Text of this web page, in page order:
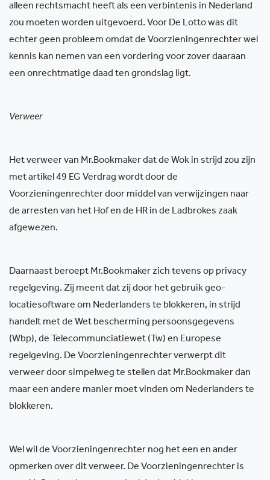
alleen rechtsmacht heeft als een verbintenis in Nederland
zou moeten worden uitgevoerd. Voor De Lotto was dit
echter geen probleem omdat de Voorzieningenrechter wel
kennis kan nemen van een vordering voor zover daaraan
een onrechtmatige daad ten grondslag ligt.
Verweer
Het verweer van Mr.Bookmaker dat de Wok in strijd zou zijn
met artikel 49 EG Verdrag wordt door de
Voorzieningenrechter door middel van verwijzingen naar
de arresten van het Hof en de HR in de Ladbrokes zaak
afgewezen.
Daarnaast beroept Mr.Bookmaker zich tevens op privacy
regelgeving. Zij meent dat zij door het gebruik geo-
locatiesoftware om Nederlanders te blokkeren, in strijd
handelt met de Wet bescherming persoonsgegevens
(Wbp), de Telecommunciatiewet (Tw) en Europese
regelgeving. De Voorzieningenrechter verwerpt dit
verweer door simpelweg te stellen dat Mr.Bookmaker dan
maar een andere manier moet vinden om Nederlanders te
blokkeren.
Wel wil de Voorzieningenrechter nog het een en ander
opmerken over dit verweer. De Voorzieningenrechter is